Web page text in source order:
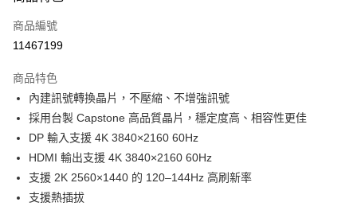
信用卡一次付款
超商取貨付款
Apple Pay
街口支付
悠遊付
ATM付款
商品編號
11467199
商品特色
內建訊號轉換晶片，不壓縮、不增強訊號
採用台製 Capstone 高品質晶片，穩定度高、相容性更佳
DP 輸入支援 4K 3840×2160 60Hz
HDMI 輸出支援 4K 3840×2160 60Hz
支援 2K 2560×1440 的 120–144Hz 高刷新率
支援熱插拔